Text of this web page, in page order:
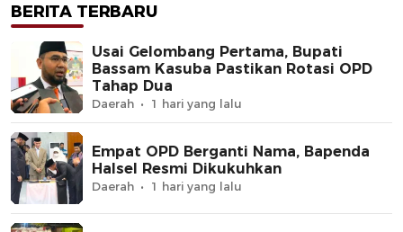
BERITA TERBARU
Usai Gelombang Pertama, Bupati
Bassam Kasuba Pastikan Rotasi OPD
Tahap Dua
Daerah 1 hari yang lalu
Empat OPD Berganti Nama, Bapenda
Halsel Resmi Dikukuhkan
Daerah 1 hari yang lalu